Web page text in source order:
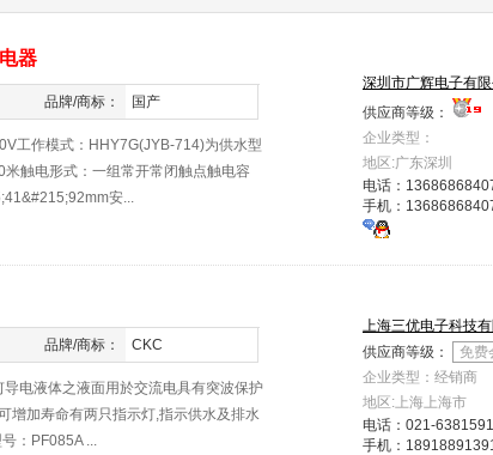
器
品牌/商标： 国产
工作模式：HHY7G(JYB-714)为供水型
触电形式：一组常开常闭触点触电容
安...
深圳市广辉电子有限
供应商等级：
企业类型：
地区:广东深圳
电话：
手机：
品牌/商标： CKC
电液体之液面用於交流电具有突波保护
增加寿命有两只指示灯,指示供水及排水
：PF085A ...
上海三优电子科技有
供应商等级：
免费
企业类型：经销商
地区:上海上海市
电话： 021-
手机：